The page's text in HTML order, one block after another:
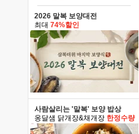
2026 말복 보양대전
최대 74%할인
사람살리는 '말복' 보양 밥상
옹달샘 닭개장&채개장 한정수량